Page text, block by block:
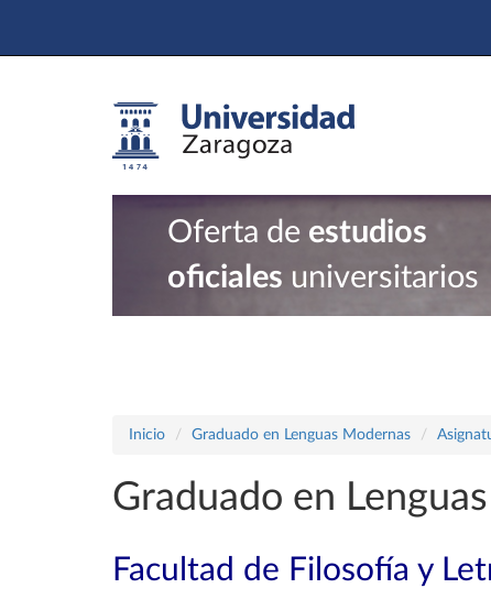
Oferta de estudios
oficiales universitarios
Inicio Graduado en Lenguas Modernas
Graduado en
Facultad de Filosofía y